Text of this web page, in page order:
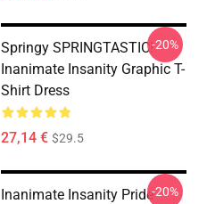
Springy SPRINGTASTIC!
Inanimate Insanity Graphic T-
Shirt Dress
27,14 € $29.5
-20%
Inanimate Insanity Pride-20%